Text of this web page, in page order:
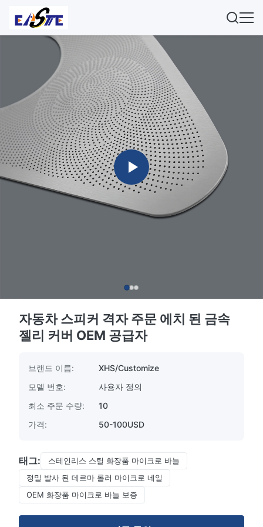
자동차 스피커 격자 주문 에치 된 금속
젤리 커버 OEM 공급자
브랜드 이름:
XHS/Customize
모델 번호:
사용자 정의
최소 주문 수량:
10
가격:
50-100USD
태그:
스테인리스 스틸 화장품 마이크로 바늘
정밀 발사 된 데르마 롤러 마이크로 네일
OEM 화장품 마이크로 바늘 보증